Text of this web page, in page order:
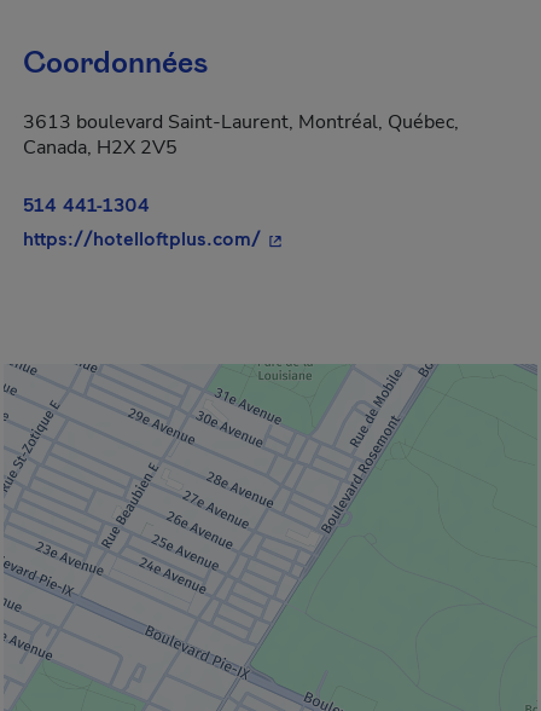
Coordonnées
3613 boulevard Saint-Laurent, Montréal, Québec,
Canada, H2X 2V5
514 441-1304
https://hotelloftplus.com/- Cet hyperlien s'ouvrira dans